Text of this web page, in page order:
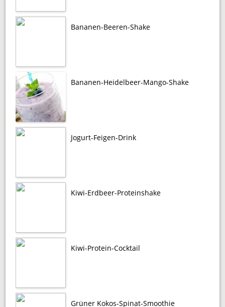
Bananen-Beeren-Shake
Bananen-Heidelbeer-Mango-Shake
Jogurt-Feigen-Drink
Kiwi-Erdbeer-Proteinshake
Kiwi-Protein-Cocktail
Grüner Kokos-Spinat-Smoothie